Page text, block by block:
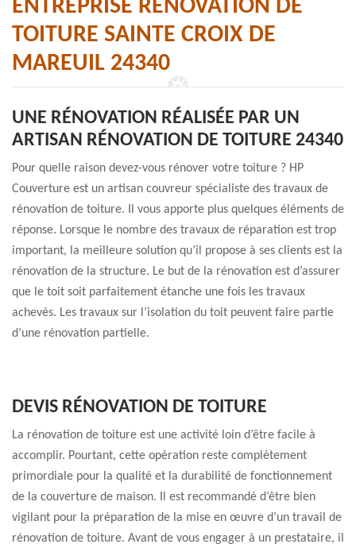
ENTREPRISE RÉNOVATION DE
TOITURE SAINTE CROIX DE
MAREUIL 24340
UNE RÉNOVATION RÉALISÉE PAR UN
ARTISAN RÉNOVATION DE TOITURE 24340
Pour quelle raison devez-vous rénover votre toiture ? HP
Couverture est un artisan couvreur spécialiste des travaux de
rénovation de toiture. Il vous apporte plus quelques éléments de
réponse. Lorsque le nombre des travaux de réparation est trop
important, la meilleure solution qu’il propose à ses clients est la
rénovation de la structure. Le but de la rénovation est d’assurer
que le toit soit parfaitement étanche une fois les travaux
achevés. Les travaux sur l’isolation du toit peuvent faire partie
d’une rénovation partielle.
DEVIS RÉNOVATION DE TOITURE
La rénovation de toiture est une activité loin d’être facile à
accomplir. Pourtant, cette opération reste complètement
primordiale pour la qualité et la durabilité de fonctionnement
de la couverture de maison. Il est recommandé d’être bien
vigilant pour la préparation de la mise en œuvre d’un travail de
rénovation de toiture. Avant de vous engager à un prestataire, il